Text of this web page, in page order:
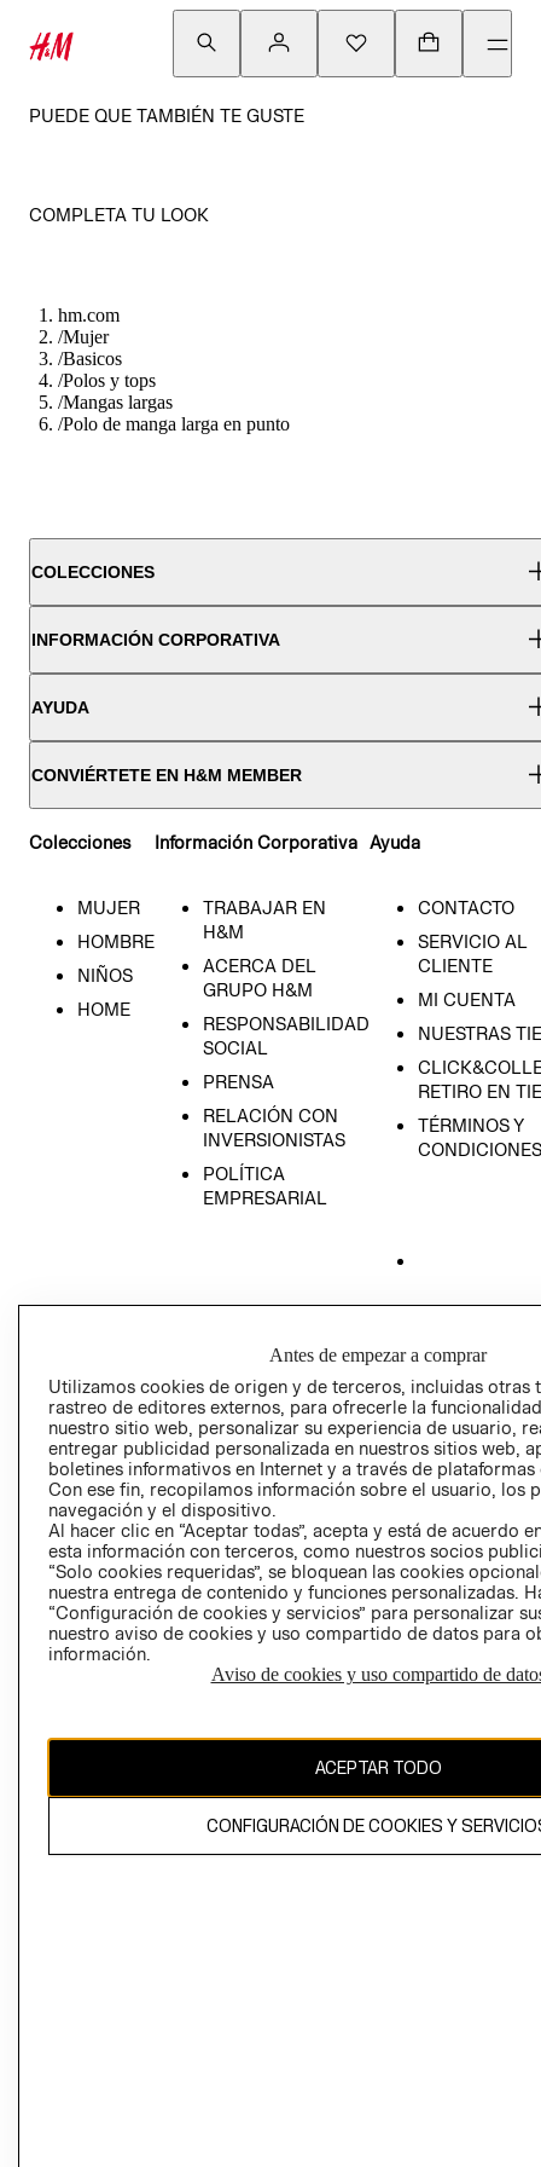
PUEDE QUE TAMBIÉN TE GUSTE
COMPLETA TU LOOK
hm.com
/Mujer
/Basicos
/Polos y tops
/Mangas largas
/Polo de manga larga en punto
COLECCIONES
INFORMACIÓN CORPORATIVA
AYUDA
CONVIÉRTETE EN H&M MEMBER
Colecciones
MUJER
HOMBRE
NIÑOS
HOME
Información Corporativa
TRABAJAR EN
H&M
ACERCA DEL
GRUPO H&M
RESPONSABILIDAD
SOCIAL
PRENSA
RELACIÓN CON
INVERSIONISTAS
POLÍTICA
EMPRESARIAL
Ayuda
CONTACTO
SERVICIO AL
CLIENTE
MI CUENTA
NUESTRAS
RETIRO EN
TÉRMINOS Y
CONDICIONES
GIFT CARD
AVISO DE
Perú (S/)
CAMBIAR REGIÓN
propiedad de H&M Hennes & Mauritz AB
Antes de empezar a comprar
Utilizamos cookies de origen y de terceros, incluidas otras
rastreo de editores externos, para ofrecerle la
nuestro sitio web, personalizar su experiencia de usuario,
entregar publicidad personalizada en nuestros sitios web,
boletines informativos en Internet y a través de plataformas
Con ese fin, recopilamos información sobre el usuario, los
navegación y el dispositivo.
Al hacer clic en “Aceptar todas”, acepta y está de acuerdo
esta información con terceros, como nuestros socios
“Solo cookies requeridas”, se bloquean las cookies
nuestra entrega de contenido y funciones personalizadas.
“Configuración de cookies y servicios” para personalizar
nuestro aviso de cookies y uso compartido de datos para
información.
Aviso de cookies y uso compartido de
ACEPTAR TODO
CONFIGURACIÓN DE COOKIES Y